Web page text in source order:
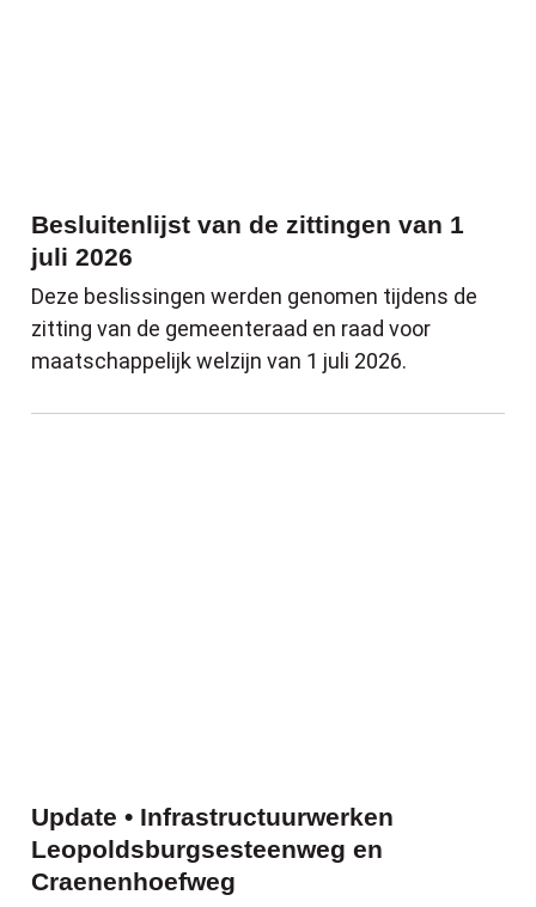
Besluitenlijst van de zittingen van 1
juli 2026
Deze beslissingen werden genomen tijdens de
zitting van de gemeenteraad en raad voor
maatschappelijk welzijn van 1 juli 2026.
Update • Infrastructuurwerken
Leopoldsburgsesteenweg en
Craenenhoefweg